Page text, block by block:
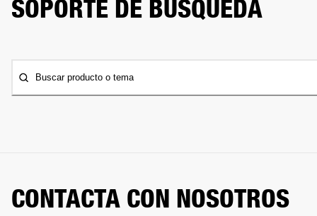
SOPORTE DE BÚSQUEDA
Buscar producto o tema
CONTACTA CON NOSOTROS